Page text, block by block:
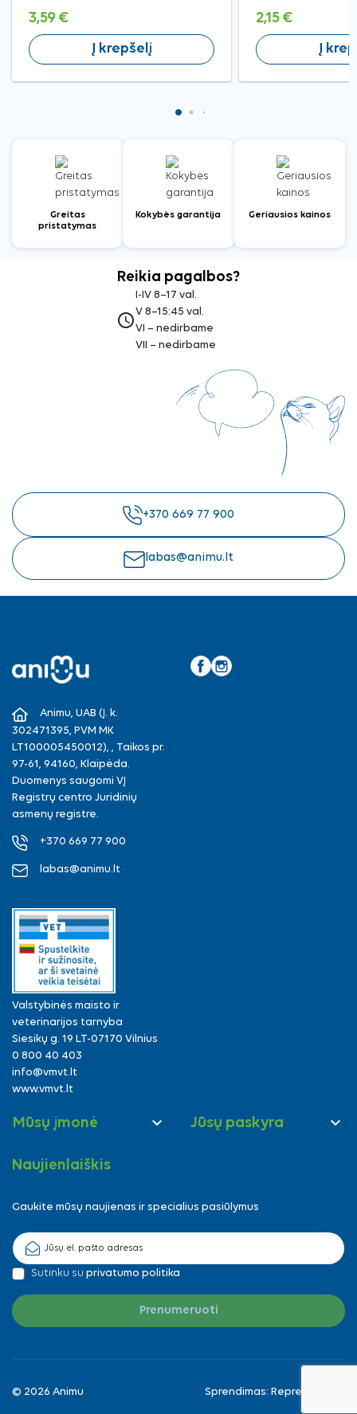
3,59 €
Į krepšelį
2,15 €
Į
Greitas
pristatymas
Kokybės garantija Geriausios kainos
Reikia pagalbos?
access_time
I-IV 8–17 val.
V 8–15:45 val.
VI – nedirbame
VII – nedirbame
+370 669 77 900
labas@animu.lt
Animu, UAB (Į. k.
302471395, PVM MK
LT100005450012), , Taikos pr.
97-61, 94160, Klaipėda.
Duomenys saugomi VĮ
Registrų centro Juridinių
asmenų registre.
+370 669 77 900
labas@animu.lt
Valstybinės maisto ir
veterinarijos tarnyba
Siesikų g. 19 LT-07170 Vilnius
0 800 40 403
info@vmvt.lt
www.vmvt.lt
Mūsų įmonė  Jūsų paskyra 
Naujienlaiškis
Gaukite mūsų naujienas ir specialius pasiūlymus
Sutinku su privatumo politika
© 2026 Animu Sprendimas: Reprezentuok